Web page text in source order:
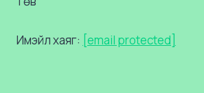
Имэйл хаяг: [email protected]